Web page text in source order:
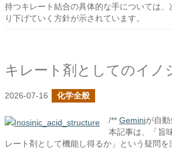
持つキレート結合の具体的な手については
り下げていく方針が示されています。
キレート剤としてのイノ
2026-07-16 化学全般
/** Geminiが自
本記事は、「旨
レート剤として機能し得るか」という疑問